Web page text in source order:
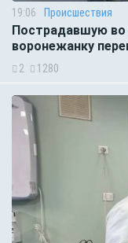
19:06 Происшествия
Пострадавшую во
воронежанку
2 1280